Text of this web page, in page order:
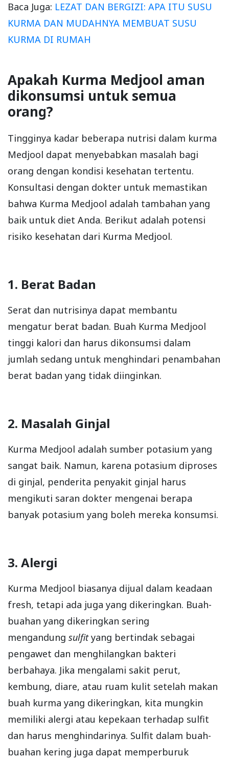
Baca Juga: LEZAT DAN BERGIZI: APA ITU SUSU
KURMA DAN MUDAHNYA MEMBUAT SUSU
KURMA DI RUMAH
Apakah Kurma Medjool aman
dikonsumsi untuk semua
orang?
Tingginya kadar beberapa nutrisi dalam kurma
Medjool dapat menyebabkan masalah bagi
orang dengan kondisi kesehatan tertentu.
Konsultasi dengan dokter untuk memastikan
bahwa Kurma Medjool adalah tambahan yang
baik untuk diet Anda. Berikut adalah potensi
risiko kesehatan dari Kurma Medjool.
1. Berat Badan
Serat dan nutrisinya dapat membantu
mengatur berat badan. Buah Kurma Medjool
tinggi kalori dan harus dikonsumsi dalam
jumlah sedang untuk menghindari penambahan
berat badan yang tidak diinginkan.
2. Masalah Ginjal
Kurma Medjool adalah sumber potasium yang
sangat baik. Namun, karena potasium diproses
di ginjal, penderita penyakit ginjal harus
mengikuti saran dokter mengenai berapa
banyak potasium yang boleh mereka konsumsi.
3. Alergi
Kurma Medjool biasanya dijual dalam keadaan
fresh, tetapi ada juga yang dikeringkan. Buah-
buahan yang dikeringkan sering
mengandung sulfityang bertindak sebagai
pengawet dan menghilangkan bakteri
berbahaya. Jika mengalami sakit perut,
kembung, diare, atau ruam kulit setelah makan
buah kurma yang dikeringkan, kita mungkin
memiliki alergi atau kepekaan terhadap sulfit
dan harus menghindarinya. Sulfit dalam buah-
buahan kering juga dapat memperburuk